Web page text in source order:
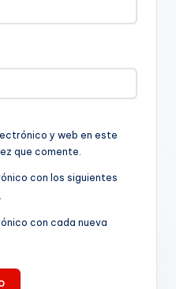
y web en este
que comente.
con los siguientes
con cada nueva